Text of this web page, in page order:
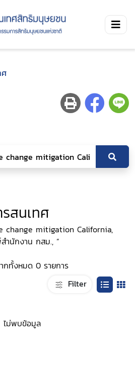
สนเทศ
change mitigation California,
ำนักงาน กสม., ”
กทั้งหมด 0 รายการ
Filter
ไม่พบข้อมูล